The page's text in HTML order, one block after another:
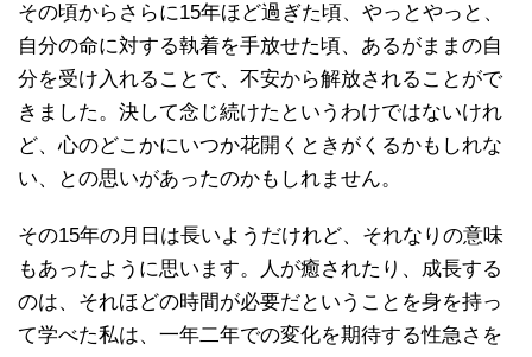
その頃からさらに15年ほど過ぎた頃、やっとやっと、
自分の命に対する執着を手放せた頃、あるがままの自
分を受け入れることで、不安から解放されることがで
きました。決して念じ続けたというわけではないけれ
ど、心のどこかにいつか花開くときがくるかもしれな
い、との思いがあったのかもしれません。
その15年の月日は長いようだけれど、それなりの意味
もあったように思います。人が癒されたり、成長する
のは、それほどの時間が必要だということを身を持っ
て学べた私は、一年二年での変化を期待する性急さを